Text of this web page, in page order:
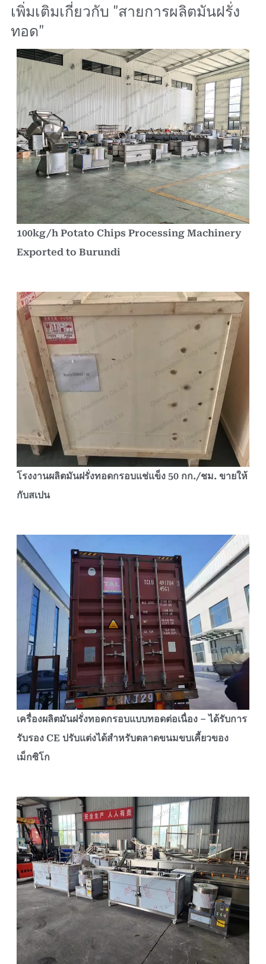
เพิ่มเติมเกี่ยวกับ "สายการผลิตมันฝรั่ง
ทอด"
100kg/h Potato Chips Processing Machinery
Exported to Burundi
โรงงานผลิตมันฝรั่งทอดกรอบแช่แข็ง 50 กก./ชม. ขายให้
กับสเปน
เครื่องผลิตมันฝรั่งทอดกรอบแบบทอดต่อเนื่อง – ได้รับการ
รับรอง CE ปรับแต่งได้สำหรับตลาดขนมขบเคี้ยวของ
เม็กซิโก